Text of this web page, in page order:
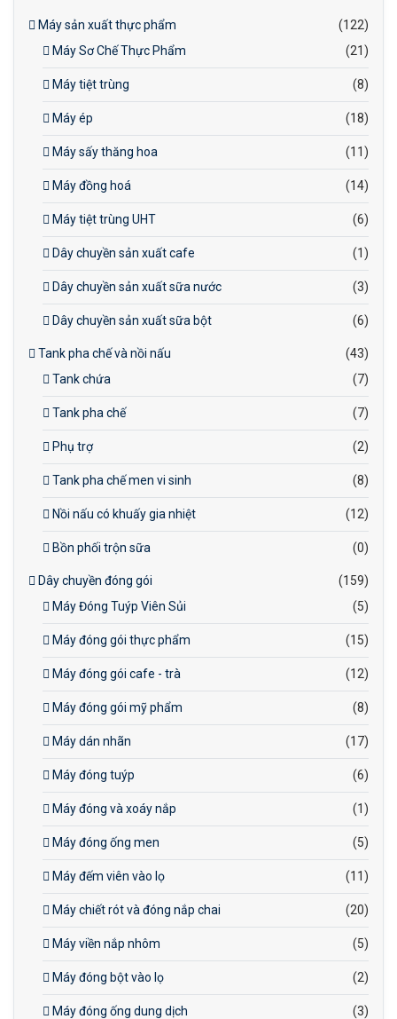
Máy sản xuất thực phẩm
(122)
Máy Sơ Chế Thực Phẩm
(21)
Máy tiệt trùng (8)
Máy ép (18)
Máy sấy thăng hoa (11)
Máy đồng hoá (14)
Máy tiệt trùng UHT (6)
Dây chuyền sản xuất cafe (1)
Dây chuyền sản xuất sữa nước (3)
Dây chuyền sản xuất sữa bột (6)
Tank pha chế và nồi nấu
(43)
Tank chứa
(7)
Tank pha chế (7)
Phụ trợ (2)
Tank pha chế men vi sinh (8)
Nồi nấu có khuấy gia nhiệt (12)
Bồn phối trộn sữa (0)
Dây chuyền đóng gói
(159)
Máy Đóng Tuýp Viên Sủi
(5)
Máy đóng gói thực phẩm (15)
Máy đóng gói cafe - trà (12)
Máy đóng gói mỹ phẩm (8)
Máy dán nhãn (17)
Máy đóng tuýp (6)
Máy đóng và xoáy nắp (1)
Máy đóng ống men (5)
Máy đếm viên vào lọ (11)
Máy chiết rót và đóng nắp chai (20)
Máy viền nắp nhôm (5)
Máy đóng bột vào lọ (2)
Máy đóng ống dung dịch (3)